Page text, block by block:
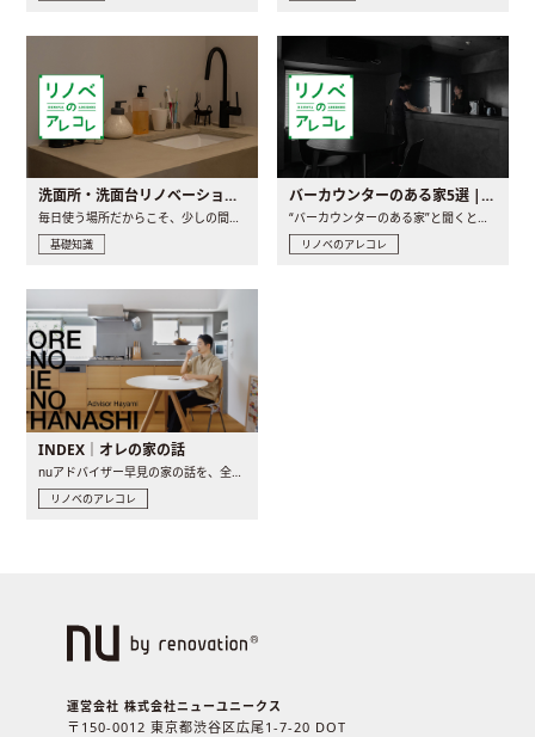
洗面所・洗面台リノベーションの事例と間取りアイデア
毎日使う場所だからこそ、少しの間取りの工夫や素材の選び方で..
基礎知識
バーカウンターのある家5選 | 日常に馴染む“距離の近い”キッチンとは
“バーカウンターのある家”と聞くと、少し特別な、大人のための..
リノベのアレコレ
INDEX｜オレの家の話
リノベのアレコレ
運営会社 株式会社ニューユニークス
〒150-0012 東京都渋谷区広尾1-7-20 DOT